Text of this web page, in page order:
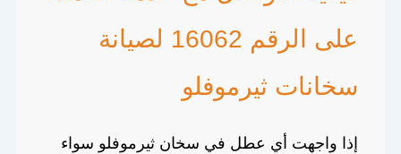
على الرقم 16062 لصيانة
سخانات ثيرموفلو
إذا واجهت أي عطل في سخان ثيرموفلو سواء